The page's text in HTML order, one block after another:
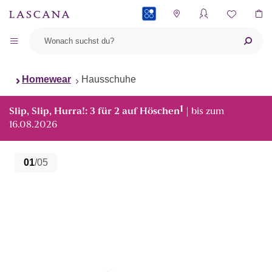
Homewear Hausschuhe
Slip, Slip, Hurra!: 3 für 2 auf Höschen1 | bis zum
16.08.2026
01/05